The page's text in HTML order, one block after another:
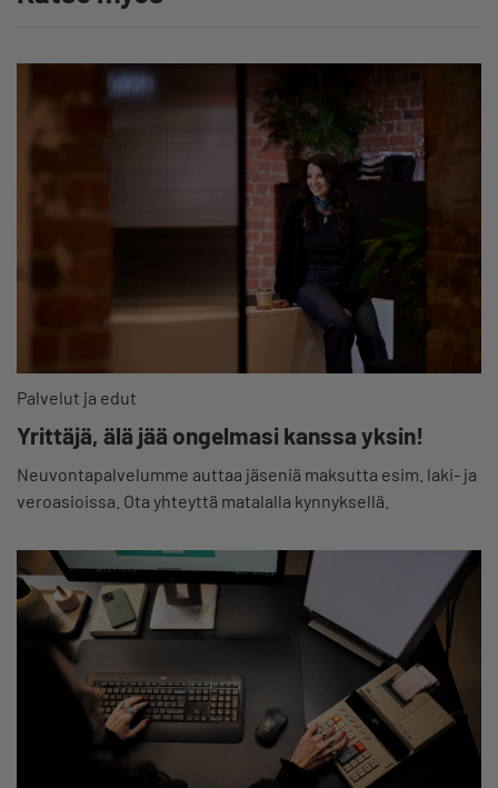
Palvelut ja edut
Yrittäjä, älä jää ongelmasi kanssa yksin!
Neuvontapalvelumme auttaa jäseniä maksutta esim. laki- ja
veroasioissa. Ota yhteyttä matalalla kynnyksellä.